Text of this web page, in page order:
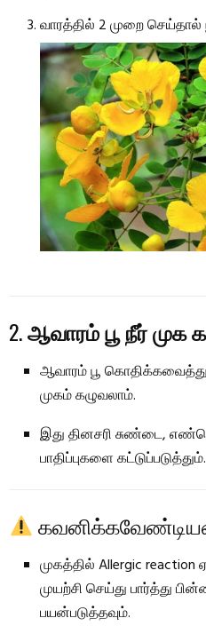
வாரத்தில் 2 முறை
2.ஆவாரம் பூ நீர் முக
ஆவாரம் பூ
முகம் கழுவலாம்.
இது தினசரி சுண்டை,
பாதிப்புகளை கட்டுப்படுத்தும்.
முகத்தில் Allergic reaction
முயற்சி செய்து பார்த்து
பயன்படுத்தவும்.